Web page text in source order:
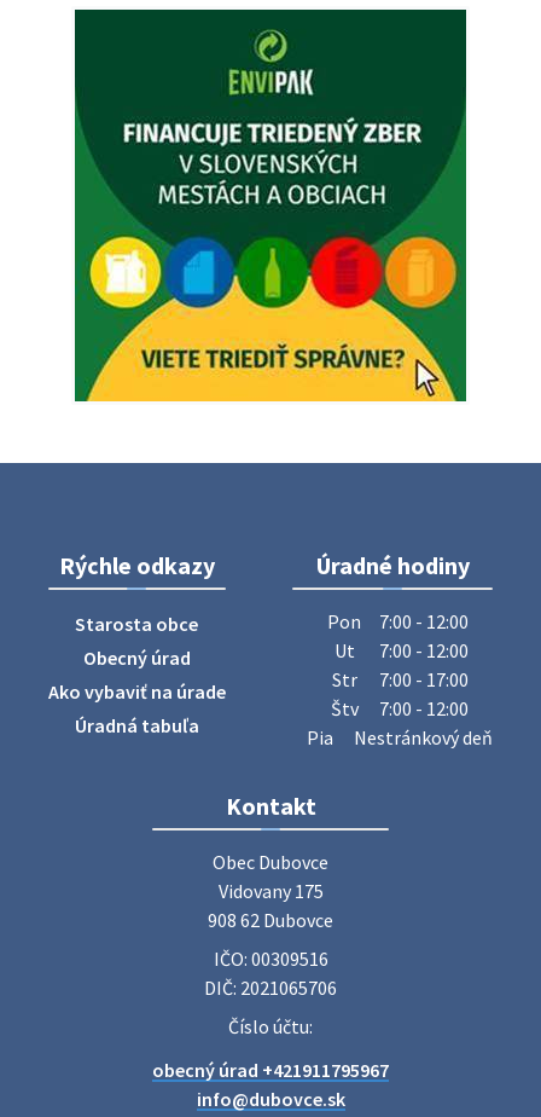
4. augusta 2026 15:30
Dnešný zvoz odpadu
Vážený občan, dnes 5. 8. sa zváža komunálny odpad.
5. augusta 2026 05:00
Oznámenie o uložení zásielky - Juraj Sloboda
Na úradnej tabuli je nová výveska. https://dubovce.sk?
p=16556
28. júla 2026 10:49
ZBER ŽELEZA
Zájazd do Veľkého Medera
Základná organizácia Únie žien Slovenska Dubovce
srdečne pozýva svoje členky, ich rodinných príslušníkov aj
priateľov na jednodňový zájazd na termálne kúpalisko
Veľký Meder, ktorý …
Poradne komplexnej pomoci
Poradne komplexnej pomoci ponúkajú bezplatné a
diskrétne komplexné odborné poradenstvo. Tím
odborníkov Vám pomôžte nájsť riešenie v piatich kľúčových
oblastiach: právo rodina a v…
Voľby do orgánov samosprávnych krajov 2026 -
Voľby do orgánov samosprávnych krajov 2026 V obci
Rýchle odkazy
Starosta obce
Obecný úrad
Ako vybaviť na úrade
Úradná tabuľa
Úradné hodiny
Pon
7:00 - 12:00
Ut
7:00 - 12:00
Str
7:00 - 17:00
Štv
7:00 - 12:00
Pia
Nestránkový deň
Kontakt
Obec Dubovce
Vidovany 175
908 62 Dubovce
IČO: 00309516
DIČ: 2021065706
Číslo účtu:
obecný úrad +421911795967
info@dubovce.sk